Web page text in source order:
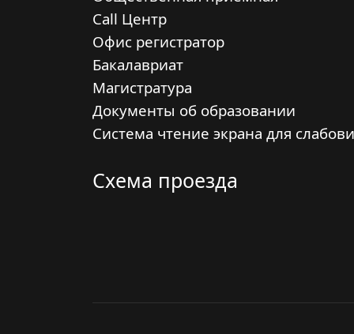
Call Центр
Офис регистратор
Бакалавриат
Магистратура
Документы об образовании
Система чтение экрана для
Схема проезда